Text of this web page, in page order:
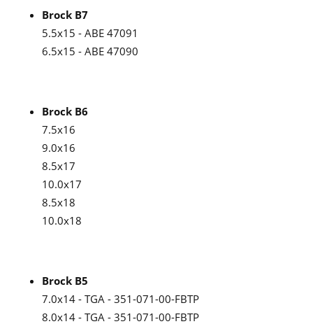
Brock B7
5.5x15 - ABE 47091
6.5x15 - ABE 47090
Brock B6
7.5x16
9.0x16
8.5x17
10.0x17
8.5x18
10.0x18
Brock B5
7.0x14 - TGA - 351-071-00-FBTP
8.0x14 - TGA - 351-071-00-FBTP